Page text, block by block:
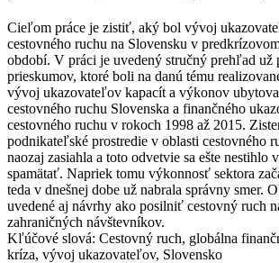
Cieľom práce je zistiť, aký bol vývoj
cestovného ruchu na Slovensku v
období. V práci je uvedený stručný prehľad už
prieskumov, ktoré boli na danú tému
vývoj ukazovateľov kapacít a výkonov
cestovného ruchu Slovenska a finančného
cestovného ruchu v rokoch 1998 až 2015.
podnikateľské prostredie v oblasti cestovného
naozaj zasiahla a toto odvetvie sa ešte nestihlo
spamätať. Napriek tomu výkonnosť sektora
teda v dnešnej dobe už nabrala správny smer.
uvedené aj návrhy ako posilniť cestovný ruch
zahraničných návštevníkov.
Kľúčové slová: Cestovný ruch, globálna
kríza, vývoj ukazovateľov, Slovensko